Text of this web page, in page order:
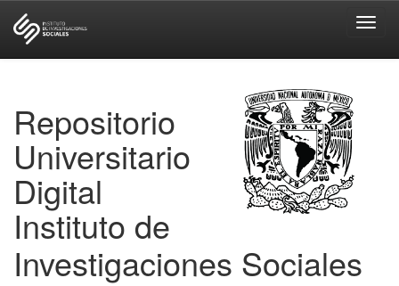
Repositorio
Universitario
Digital
Instituto de
Investigaciones Sociales